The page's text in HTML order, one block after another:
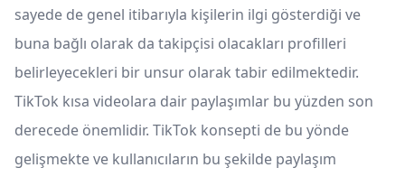
sayede de genel itibarıyla kişilerin ilgi gösterdiği ve
buna bağlı olarak da takipçisi olacakları profilleri
belirleyecekleri bir unsur olarak tabir edilmektedir.
TikTok kısa videolara dair paylaşımlar bu yüzden son
derecede önemlidir. TikTok konsepti de bu yönde
gelişmekte ve kullanıcıların bu şekilde paylaşım